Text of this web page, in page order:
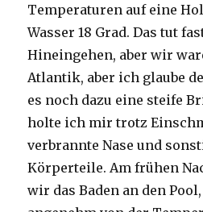
Temperaturen auf eine
Wasser 18 Grad. Das tut
Hineingehen, aber wir
Atlantik, aber ich glaube
es noch dazu eine steife
holte ich mir trotz
verbrannte Nase und
Körperteile. Am frühen
wir das Baden an den